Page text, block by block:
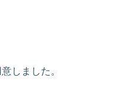
しました。